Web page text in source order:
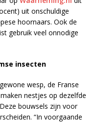
uit onschuldige
hoornaars. Ook de
gebruik veel onnodige
insecten
wesp, de Franse
nestjes op dezelfde
bouwsels zijn voor
“In voorgaande